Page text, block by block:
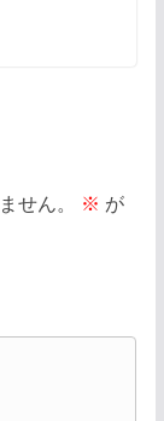
せん。 ※ が